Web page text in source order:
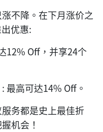
不降。在下月涨价之
优惠:
12% Off，并享24个
: 最高可达14% Off。
务都是史上最佳折
机会！